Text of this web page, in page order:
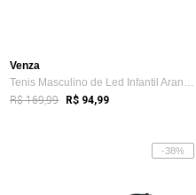
Venza
Tenis Masculino de Led Infantil Aranha C...
R$ 169,99 R$ 94,99
-38%